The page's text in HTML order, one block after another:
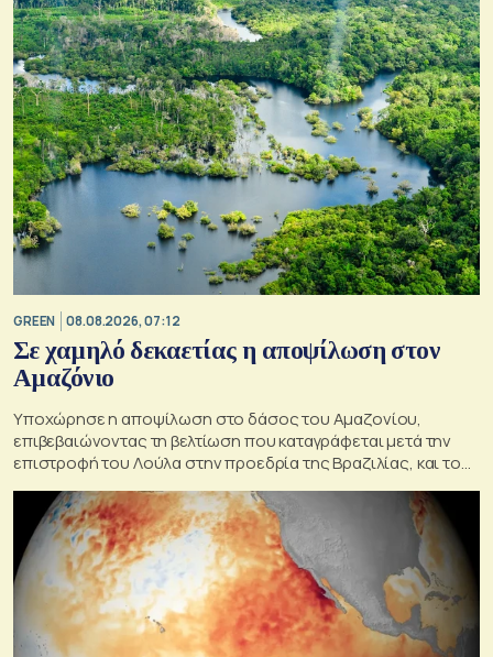
GREEN 08.08.2026, 07:12
Σε χαμηλό δεκαετίας η αποψίλωση στον
Αμαζόνιο
Υποχώρησε η αποψίλωση στο δάσος του Αμαζονίου,
επιβεβαιώνοντας τη βελτίωση που καταγράφεται μετά την
επιστροφή του Λούλα στην προεδρία της Βραζιλίας, και του